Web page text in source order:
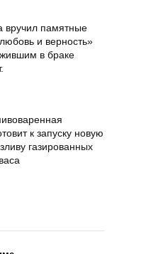
вручил памятные
и верность»
в браке
к запуску новую
газированных